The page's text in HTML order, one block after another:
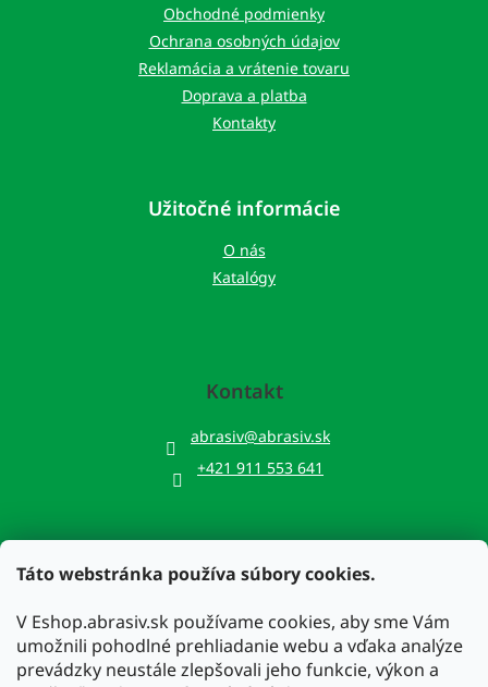
Táto webstránka používa súbory cookies.
V Eshop.abrasiv.sk používame cookies, aby sme Vám
umožnili pohodlné prehliadanie webu a vďaka analýze
prevádzky neustále zlepšovali jeho funkcie, výkon a
Obchodné podmienky
Ochrana osobných údajov
Reklamácia a vrátenie tovaru
Doprava a platba
Kontakty
Užitočné informácie
O nás
Katalógy
Kontakt
abrasiv@abrasiv.sk
+421 911 553 641
Prijímame online platby